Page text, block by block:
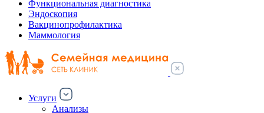
Функциональная диагностика
Эндоскопия
Вакцинопрофилактика
Маммология
Услуги
Анализы